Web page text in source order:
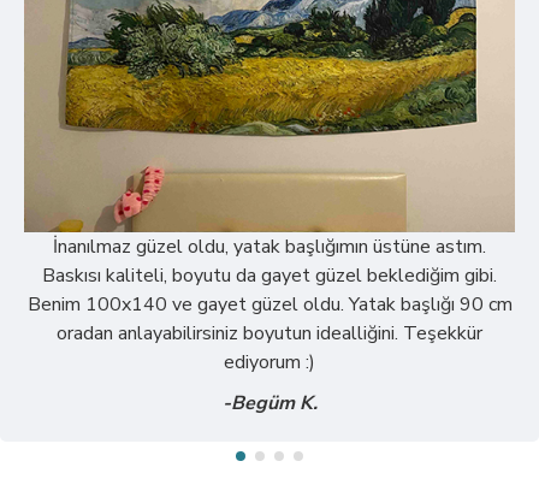
İnanılmaz güzel oldu, yatak başlığımın üstüne astım.
Baskısı kaliteli, boyutu da gayet güzel beklediğim gibi.
Benim 100x140 ve gayet güzel oldu. Yatak başlığı 90 cm
oradan anlayabilirsiniz boyutun idealliğini. Teşekkür
ediyorum :)
-Begüm K.